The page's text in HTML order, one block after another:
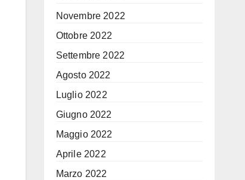
Novembre 2022
Ottobre 2022
Settembre 2022
Agosto 2022
Luglio 2022
Giugno 2022
Maggio 2022
Aprile 2022
Marzo 2022